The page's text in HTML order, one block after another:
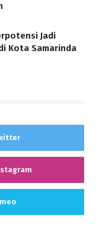
Jadi
Kota Samarinda